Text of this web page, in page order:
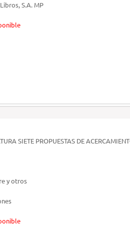
S.A. MP
SIETE PROPUESTAS DE
y otros